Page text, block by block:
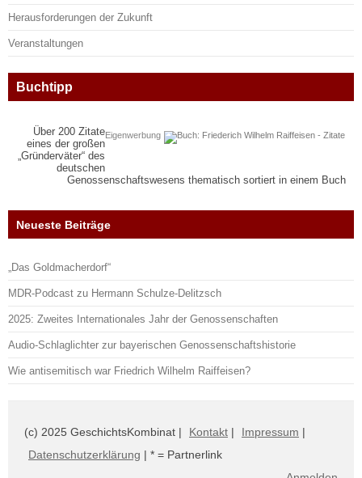
Herausforderungen der Zukunft
Veranstaltungen
Buchtipp
Eigenwerbung
Über 200 Zitate
eines der großen
„Gründerväter“ des
deutschen
Genossenschaftswesens thematisch sortiert in einem Buch
Neueste Beiträge
„Das Goldmacherdorf“
MDR-Podcast zu Hermann Schulze-Delitzsch
2025: Zweites Internationales Jahr der Genossenschaften
Audio-Schlaglichter zur bayerischen Genossenschaftshistorie
Wie antisemitisch war Friedrich Wilhelm Raiffeisen?
(c) 2025 GeschichtsKombinat | Kontakt | Impressum |
Datenschutzerklärung | * = Partnerlink